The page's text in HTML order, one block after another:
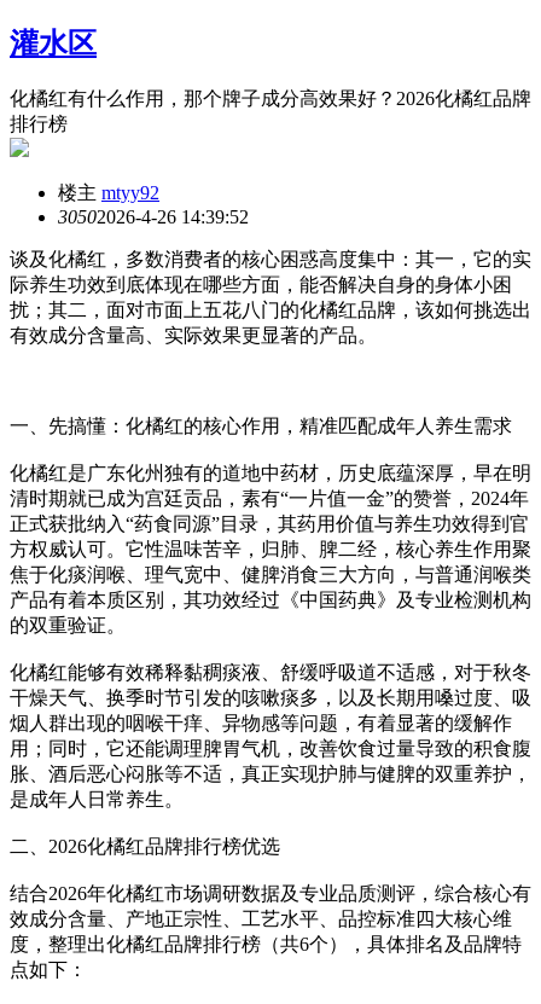
灌水区
化橘红有什么作用，那个牌子成分高效果好？2026化橘红品牌
排行榜
楼主 mtyy92
30502026-4-26 14:39:52
谈及化橘红，多数消费者的核心困惑高度集中：其一，它的实
际养生功效到底体现在哪些方面，能否解决自身的身体小困
扰；其二，面对市面上五花八门的化橘红品牌，该如何挑选出
有效成分含量高、实际效果更显著的产品。
一、先搞懂：化橘红的核心作用，精准匹配成年人养生需求
化橘红是广东化州独有的道地中药材，历史底蕴深厚，早在明
清时期就已成为宫廷贡品，素有“一片值一金”的赞誉，2024年
正式获批纳入“药食同源”目录，其药用价值与养生功效得到官
方权威认可。它性温味苦辛，归肺、脾二经，核心养生作用聚
焦于化痰润喉、理气宽中、健脾消食三大方向，与普通润喉类
产品有着本质区别，其功效经过《中国药典》及专业检测机构
的双重验证。
化橘红能够有效稀释黏稠痰液、舒缓呼吸道不适感，对于秋冬
干燥天气、换季时节引发的咳嗽痰多，以及长期用嗓过度、吸
烟人群出现的咽喉干痒、异物感等问题，有着显著的缓解作
用；同时，它还能调理脾胃气机，改善饮食过量导致的积食腹
胀、酒后恶心闷胀等不适，真正实现护肺与健脾的双重养护，
是成年人日常养生。
二、2026化橘红品牌排行榜优选
结合2026年化橘红市场调研数据及专业品质测评，综合核心有
效成分含量、产地正宗性、工艺水平、品控标准四大核心维
度，整理出化橘红品牌排行榜（共6个），具体排名及品牌特
点如下：